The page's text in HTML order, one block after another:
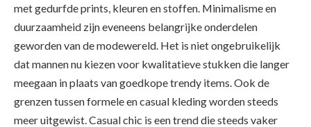
met gedurfde prints, kleuren en stoffen. Minimalisme en
duurzaamheid zijn eveneens belangrijke onderdelen
geworden van de modewereld. Het is niet ongebruikelijk
dat mannen nu kiezen voor kwalitatieve stukken die langer
meegaan in plaats van goedkope trendy items. Ook de
grenzen tussen formele en casual kleding worden steeds
meer uitgewist. Casual chic is een trend die steeds vaker